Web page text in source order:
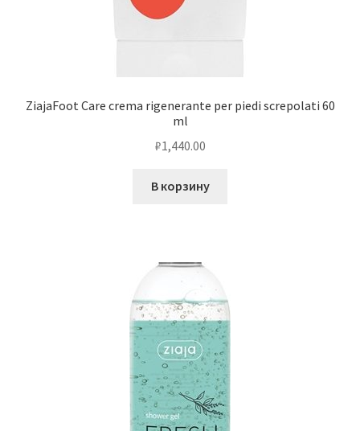
ZiajaFoot Care crema rigenerante per piedi screpolati 60
ml
₽1,440.00
В корзину